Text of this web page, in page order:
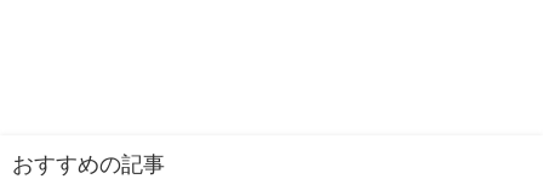
おすすめの記事